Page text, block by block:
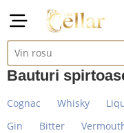
Bauturi
Cognac Whisky
Gin
Bitter